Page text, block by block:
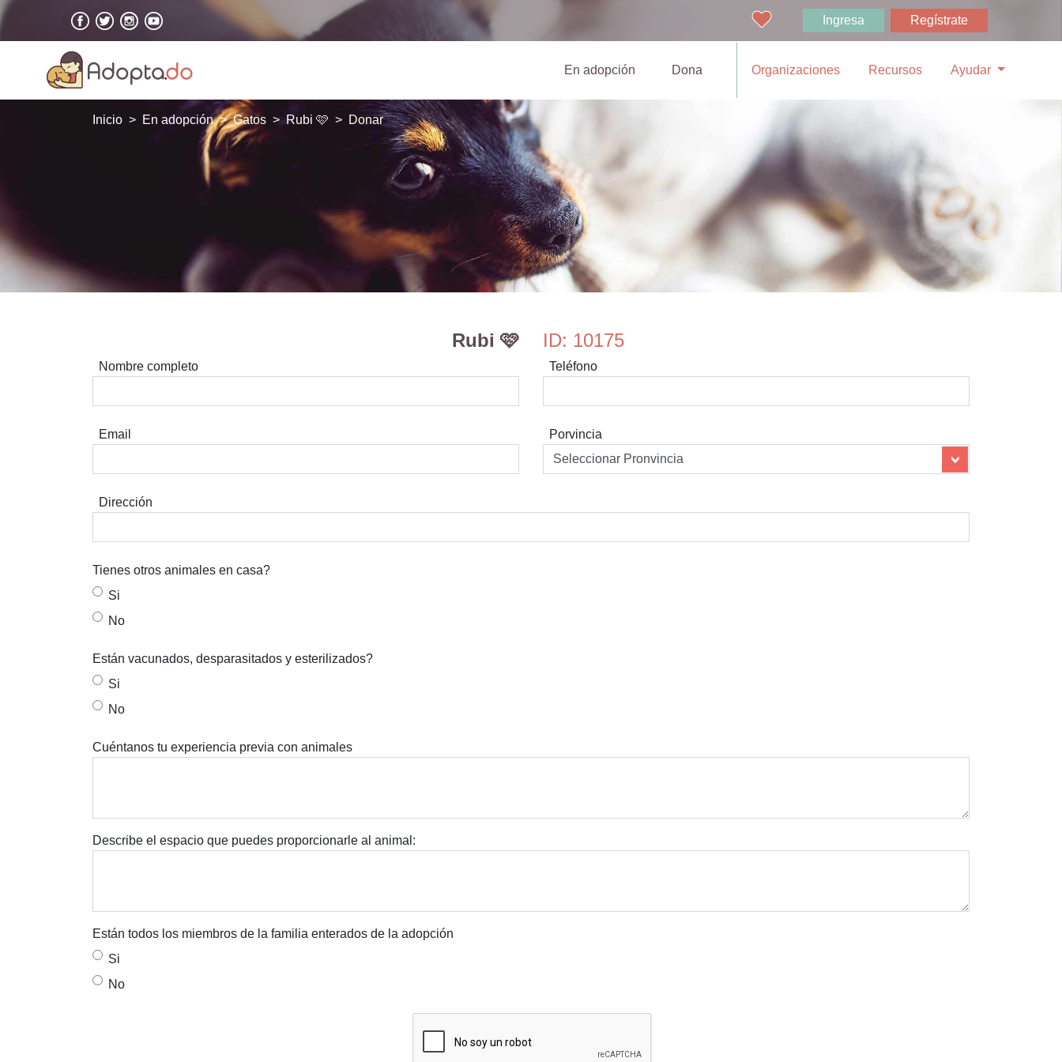
Ingresa Regístrate
En adopción (current)Dona Organizaciones Recursos Ayudar
Inicio En adopción Gatos Rubi 🩷 Donar
Rubi 🩷 ID: 10175
Nombre completo Teléfono
Email Porvincia
Dirección
Tienes otros animales en casa?
Si
No
Están vacunados, desparasitados y esterilizados?
Si
No
Cuéntanos tu experiencia previa con animales
Describe el espacio que puedes proporcionarle al animal:
Están todos los miembros de la familia enterados de la adopción
Si
No